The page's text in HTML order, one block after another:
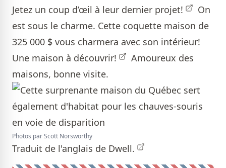
Jetez un coup d’œil à leur dernier projet!
On
est sous le charme. Cette coquette maison de
325 000 $ vous charmera avec son intérieur!
Une maison à découvrir!
Amoureux des
maisons, bonne visite.
Photos par Scott Norsworthy
Traduit de l'anglais de Dwell.